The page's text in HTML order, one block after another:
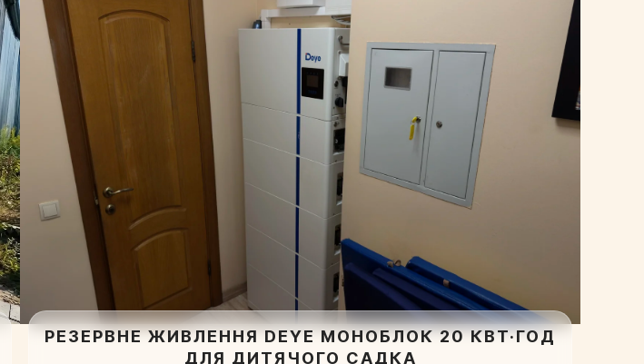
РЕЗЕРВНЕ ЖИВЛЕННЯ DEYE МОНОБЛОК 20 КВТ·ГОД
ДЛЯ ДИТЯЧОГО САДКА